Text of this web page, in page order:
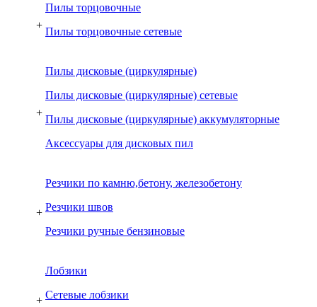
+
Пилы торцовочные
Пилы торцовочные сетевые
+
Пилы дисковые (циркулярные)
Пилы дисковые (циркулярные) сетевые
Пилы дисковые (циркулярные) аккумуляторные
Аксессуары для дисковых пил
+
Резчики по камню,бетону, железобетону
Резчики швов
Резчики ручные бензиновые
+
Лобзики
Сетевые лобзики